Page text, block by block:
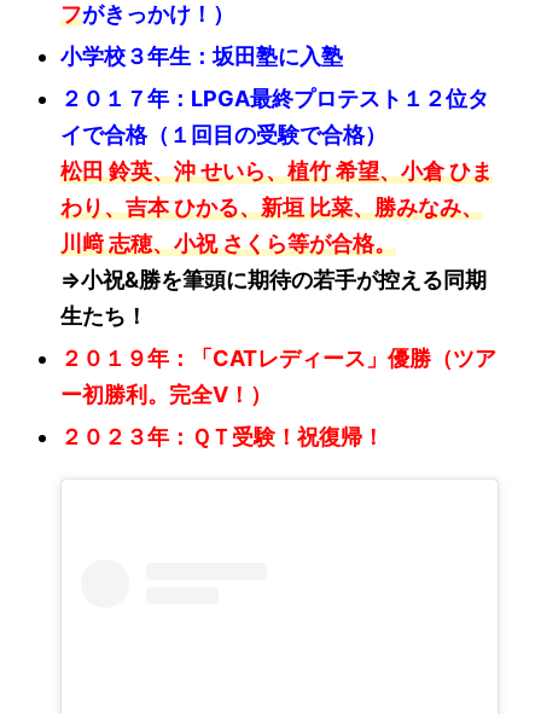
フがきっかけ！）
小学校３年生：坂田塾に入塾
２０１７年：LPGA最終プロテスト１２位タ
イで合格（１回目の受験で合格）
松田 鈴英、沖 せいら、植竹 希望、小倉 ひま
わり、吉本 ひかる、新垣 比菜、勝みなみ、
川﨑 志穂、小祝 さくら等が合格。
⇒小祝&勝を筆頭に期待の若手が控える同期
生たち！
２０１９年：「CATレディース」優勝（ツア
ー初勝利。完全V！）
２０２３年：ＱＴ受験！祝復帰！